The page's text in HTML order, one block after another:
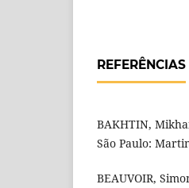
REFERÊNCIAS
BAKHTIN,
São Paulo:
BEAUVOIR,